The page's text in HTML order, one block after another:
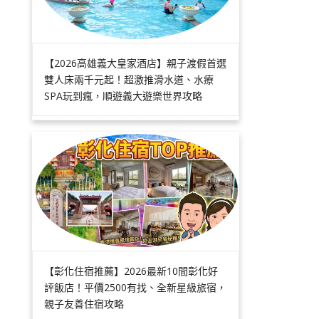
【2026高雄義大皇家酒店】親子渡假首選
雙人床兩千元起！超激推滑水道、水療
SPA玩到瘋，順遊義大遊樂世界攻略
【彰化住宿推薦】2026最新10間彰化好
評飯店！平價2500有找、全新星級旅宿，
親子友善住宿攻略